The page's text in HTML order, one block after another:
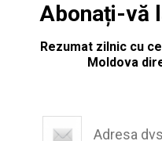
Abonați-vă
Rezumat zilnic cu
Moldova